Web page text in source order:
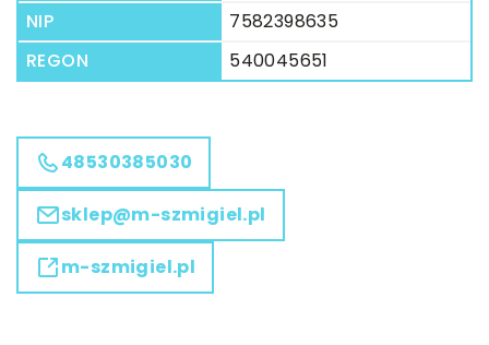
NIP
7582398635
REGON
540045651
48530385030
sklep@m-szmigiel.pl
m-szmigiel.pl